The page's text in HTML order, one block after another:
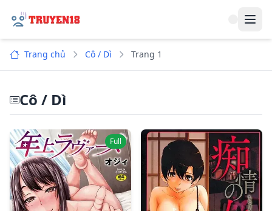
Trang chủ Cô / Dì Trang 1
Cô / Dì
Full